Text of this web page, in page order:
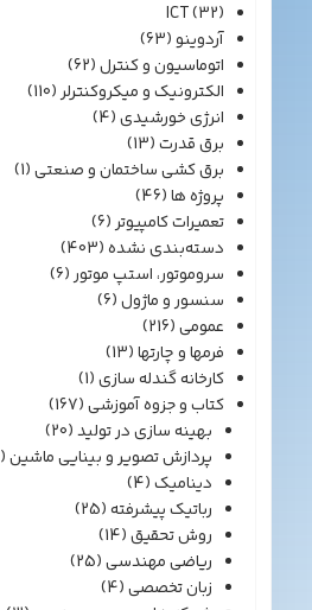
ICT(32)
آردوینو(63)
اتوماسیون و کنترل(62)
الکترونیک و میکروکنترلر(110)
انرژی خورشیدی(4)
برق قدرت(13)
برق کشی ساختمان و صنعتی(1)
پروژه ها(46)
تعمیرات کامپیوتر(6)
دسته‌بندی نشده(403)
سروموتور، استپ موتور(6)
سنسور و ماژول(6)
عمومی(216)
فرمها و چارتها(13)
کارخانه گندله سازی(1)
کتاب و جزوه آموزشی(167)
بهینه سازی در تولید(20)
پردازش تصویر و بینایی ماشین(21)
دینامیک(4)
رباتیک پیشرفته(25)
روش تحقیق(14)
ریاضی مهندسی(25)
زبان تخصصی(4)